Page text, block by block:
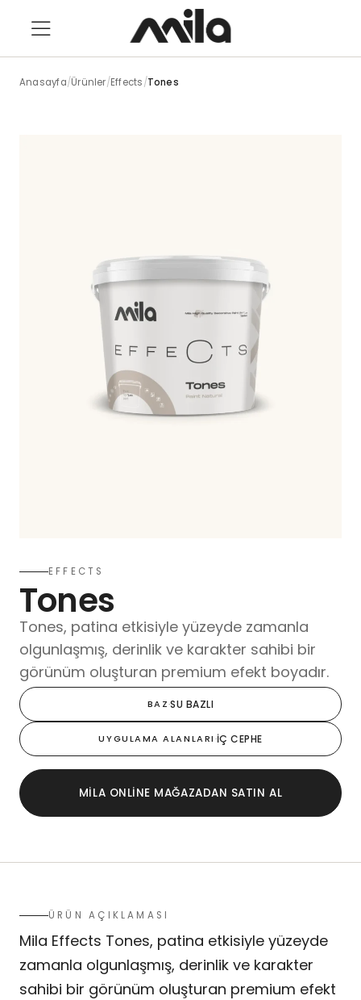
Anasayfa/Ürünler/Effects/Tones
EFFECTS
Tones
Tones, patina etkisiyle yüzeyde zamanla
olgunlaşmış, derinlik ve karakter sahibi bir
görünüm oluşturan premium efekt boyadır.
BAZ·SU BAZLI
UYGULAMA ALANLARI·İÇ CEPHE
MILA ONLINE MAĞAZADAN SATIN AL
ÜRÜN AÇIKLAMASI
Mila Effects Tones, patina etkisiyle yüzeyde
zamanla olgunlaşmış, derinlik ve karakter
sahibi bir görünüm oluşturan premium efekt